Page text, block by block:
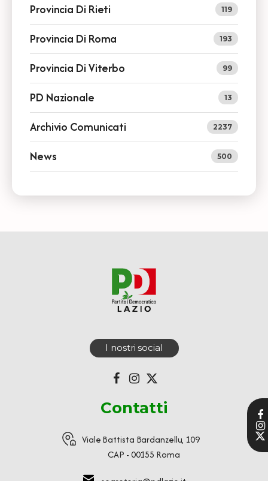
Provincia Di Rieti 119
Provincia Di Roma 193
Provincia Di Viterbo 99
PD Nazionale 13
Archivio Comunicati 2237
News 500
I nostri social
Contatti
Viale Battista Bardanzellu, 109
CAP - 00155 Roma